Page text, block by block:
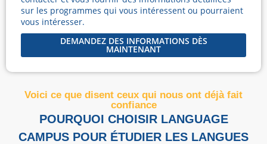
sur les programmes qui vous intéressent ou pourraient
vous intéresser.
DEMANDEZ DES INFORMATIONS DÈS
MAINTENANT
Voici ce que disent ceux qui nous ont déjà fait
confiance
POURQUOI CHOISIR LANGUAGE
CAMPUS POUR ÉTUDIER LES LANGUES